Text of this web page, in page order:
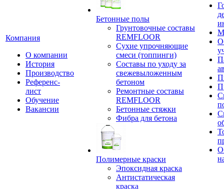
Компания
О компании
История
Производство
Референс-
лист
Обучение
Вакансии
Бетонные полы
Грунтовочные составы
REMFLOOR
Сухие упрочняющие
смеси (топпинги)
Составы по уходу за
свежевыложенным
бетоном
Ремонтные составы
REMFLOOR
Бетонные стяжки
Фибра для бетона
Полимерные краски
Эпоксидная краска
Антистатическая
краска